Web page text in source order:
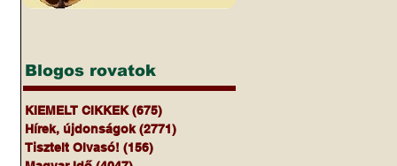
Blogos rovatok
KIEMELT CIKKEK (675)
Hírek, újdonságok (2771)
Tisztelt Olvasó! (156)